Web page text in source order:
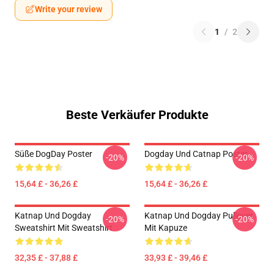
Write your review
1 / 2
Beste Verkäufer Produkte
Süße DogDay Poster
15,64 £ - 36,26 £
-20% Dogday Und Catnap Poster
15,64 £ - 36,26 £
-20%
Katnap Und Dogday
Sweatshirt Mit Sweatshirt
32,35 £ - 37,88 £
-20%
Katnap Und Dogday Pullover
Mit Kapuze
33,93 £ - 39,46 £
-20%